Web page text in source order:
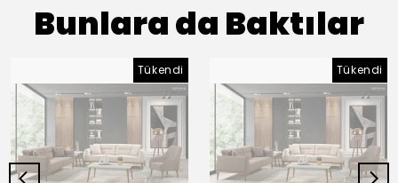
Bunlara da Baktılar
Tükendi Tükendi